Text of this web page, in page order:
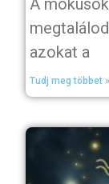
azokat a
Tudj meg többet »